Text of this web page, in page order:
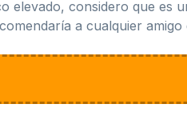
elevado, considero que es
a cualquier